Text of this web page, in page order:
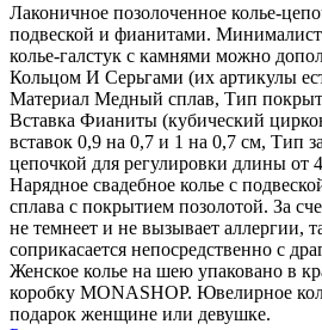
Лаконичное позолоченное колье-
подвеской и фианитами.
колье-галстук с камнями можно
Кольцом И Серьгами (их aртикулы
Материал Медный сплав, Тип
Вставка Фианиты (кубический
вставок 0,9 на 0,7 и 1 на 0,7 см, Тип
цепочкой для регулировки длины от
Нарядное свадебное колье с
сплава с покрытием позолотой. За
не темнеет и не вызывает аллергии,
соприкасается непосредственно с
Женское колье на шею упаковано в
коробку MONASHOP. Ювелирное
подарок женщине или девушке.